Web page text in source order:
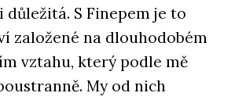
důležitá. S Finepem je to
založené na dlouhodobém
vztahu, který podle mě
My od nich